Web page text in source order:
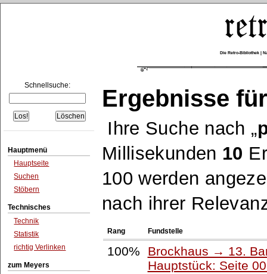
Die Retro-Bibliothek |
Schnellsuche:
Hauptmenü
Hauptseite
Suchen
Stöbern
Technisches
Technik
Statistik
richtig Verlinken
zum Meyers
Ergebnisse
Ihre Suche nach
Millisekunden 10
100 werden
nach ihrer
Rang Fundstelle
100%
Brockhaus → 13.
Hauptstück: Seite